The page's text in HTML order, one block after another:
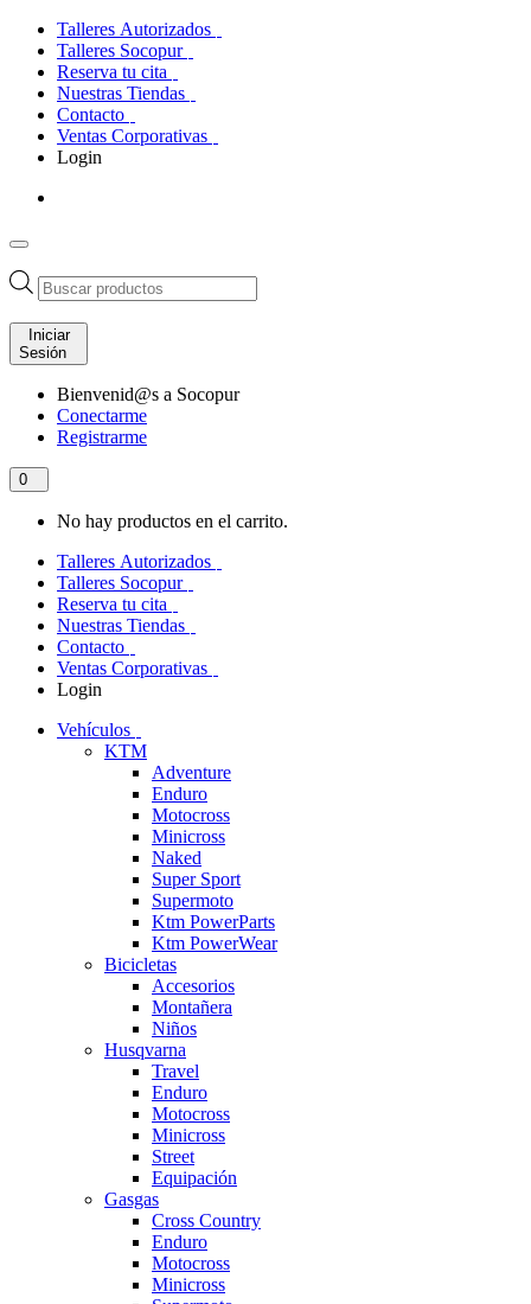
Talleres Autorizados
Talleres Socopur
Reserva tu cita
Nuestras Tiendas
Contacto
Ventas Corporativas
Login
Búsqueda
de
productos
Iniciar
Sesión
Bienvenid@s a Socopur
Conectarme
Registrarme
0
No hay productos en el carrito.
Talleres Autorizados
Talleres Socopur
Reserva tu cita
Nuestras Tiendas
Contacto
Ventas Corporativas
Login
Vehículos
KTM
Adventure
Enduro
Motocross
Minicross
Naked
Super Sport
Supermoto
Ktm PowerParts
Ktm PowerWear
Bicicletas
Accesorios
Montañera
Niños
Husqvarna
Travel
Enduro
Motocross
Minicross
Street
Equipación
Gasgas
Cross Country
Enduro
Motocross
Minicross